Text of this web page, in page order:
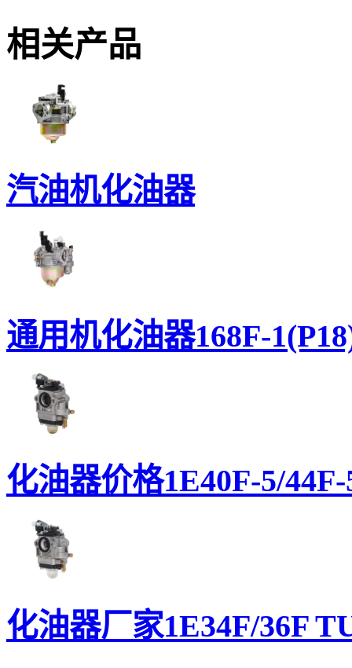
相关产品
汽油机化油器
通用机化油器168F-
化油器价格1E40F-5/
化油器厂家1E34F/36F